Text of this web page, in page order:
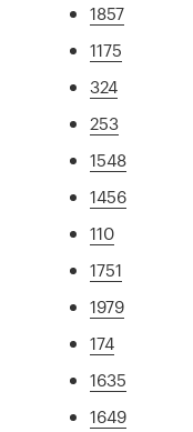
1857
1175
324
253
1548
1456
110
1751
1979
174
1635
1649